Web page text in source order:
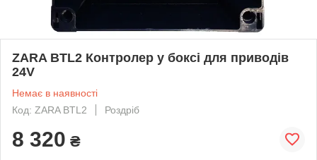
ZARA BTL2 Контролер у боксі для приводів
24V
Немає в наявності
Код: ZARA BTL2
Роздріб
8 320 ₴